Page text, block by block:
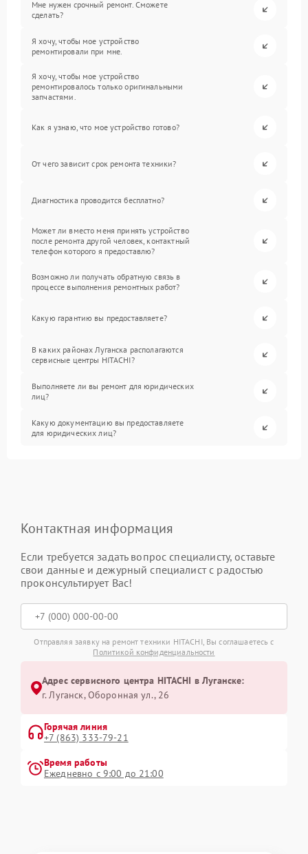
Мне нужен срочный ремонт. Сможете
сделать?
Я хочу, чтобы мое устройство
ремонтировали при мне.
Я хочу, чтобы мое устройство
ремонтировалось только оригинальными
запчастями.
Как я узнаю, что мое устройство готово?
От чего зависит срок ремонта техники?
Диагностика проводится бесплатно?
Может ли вместо меня принять устройство
после ремонта другой человек, контактный
телефон которого я предоставлю?
Возможно ли получать обратную связь в
процессе выполнения ремонтных работ?
Какую гарантию вы предоставляете?
В каких районах Луганска располагаются
сервисные центры HITACHI?
Выполняете ли вы ремонт для юридических
лиц?
Какую документацию вы предоставляете
для юридических лиц?
Контактная информация
Если требуется задать вопрос специалисту, оставьте
свои данные и дежурный специалист с радостью
проконсультирует Вас!
Отправляя заявку на ремонт техники HITACHI, Вы соглашаетесь с
Политикой конфиденциальности
Адрес сервисного центра HITACHI в Луганске:
г. Луганск, Оборонная ул., 26
Горячая линия
+7 (863) 333-79-21
Время работы
Ежедневно с 9:00 до 21:00